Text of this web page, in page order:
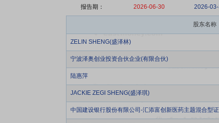
报告期： 2026-06-30 2026-
股东名称
ZELIN SHENG(盛泽林)
宁波泽奥创业投资合伙企业(有限合伙)
陆惠萍
JACKIE ZEGI SHENG(盛泽琪)
中国建设银行股份有限公司-汇添富创新医药主题混合型